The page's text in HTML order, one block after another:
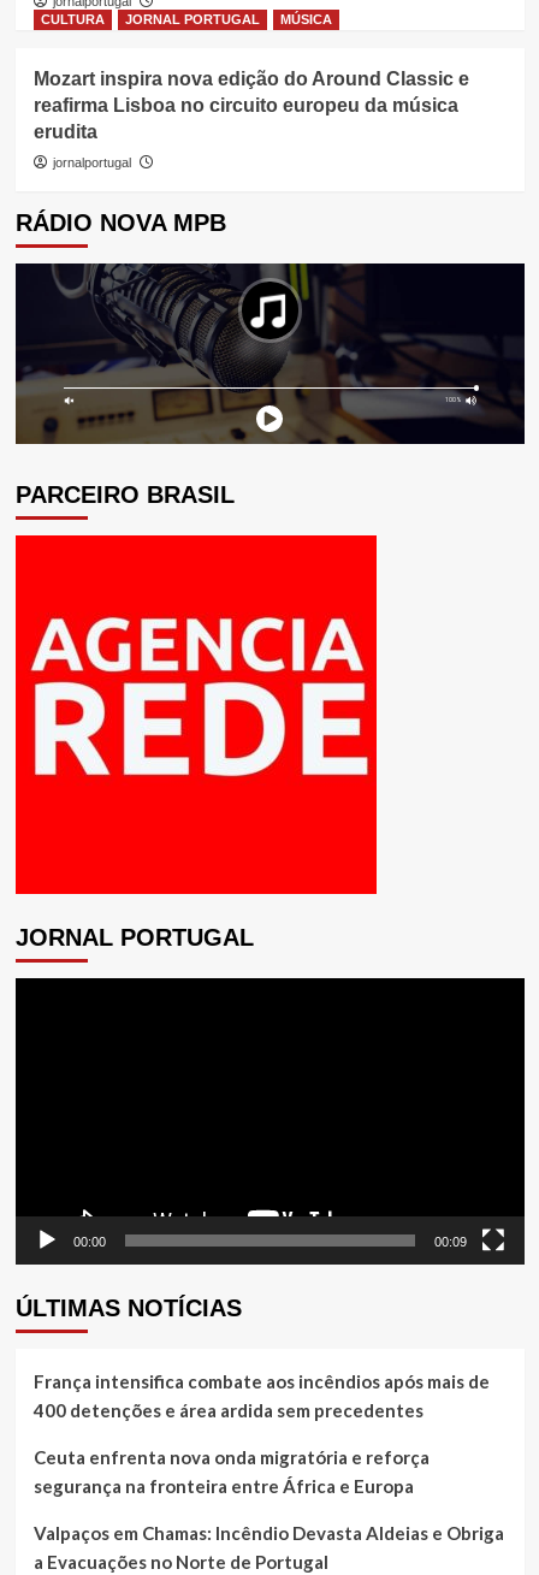
CULTURA
JORNAL PORTUGAL MÚSICA
Mozart inspira nova edição do Around Classic e
reafirma Lisboa no circuito europeu da música
erudita
jornalportugal
RÁDIO NOVA MPB
PARCEIRO BRASIL
JORNAL PORTUGAL
00:00 00:09
ÚLTIMAS NOTÍCIAS
França intensifica combate aos incêndios após mais de
400 detenções e área ardida sem precedentes
Ceuta enfrenta nova onda migratória e reforça
segurança na fronteira entre África e Europa
Valpaços em Chamas: Incêndio Devasta Aldeias e Obriga
a Evacuações no Norte de Portugal